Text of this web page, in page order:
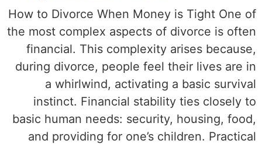
How to Divorce When Money is Tight One of
the most complex aspects of divorce is often
financial. This complexity arises because,
during divorce, people feel their lives are in
a whirlwind, activating a basic survival
instinct. Financial stability ties closely to
basic human needs: security, housing, food,
and providing for one’s children. Practical